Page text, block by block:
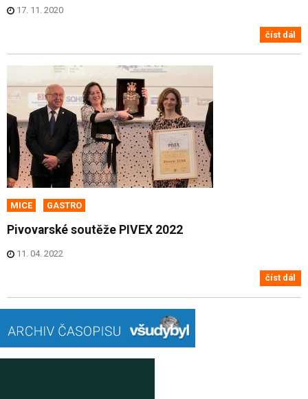
17. 11. 2020
číst dál
MICE GASTRO
Pivovarské soutěže PIVEX 2022
11. 04. 2022
číst dál